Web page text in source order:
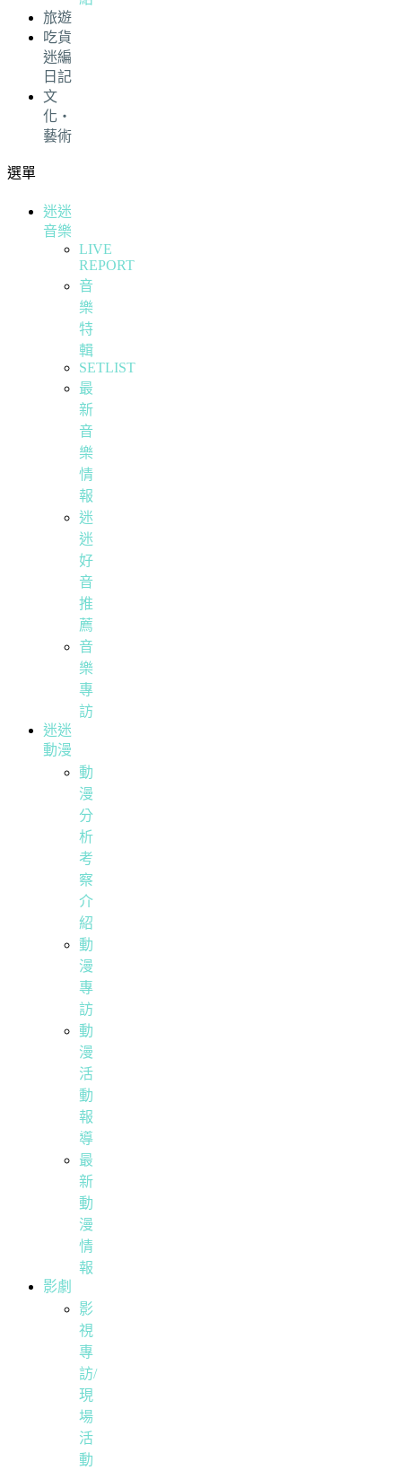
旅遊
吃貨
迷編
日記
文
化・
藝術
選單
迷迷
音樂
LIVE
REPORT
音
樂
特
輯
SETLIST
最
新
音
樂
情
報
迷
迷
好
音
推
薦
音
樂
專
訪
迷迷
動漫
動
漫
分
析
考
察
介
紹
動
漫
專
訪
動
漫
活
動
報
導
最
新
動
漫
情
報
影劇
影
視
專
訪/
現
場
活
動